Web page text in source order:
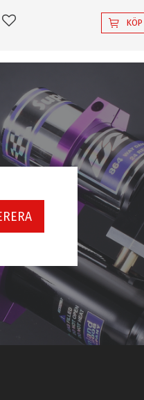
Lägg till i favoriter KÖP